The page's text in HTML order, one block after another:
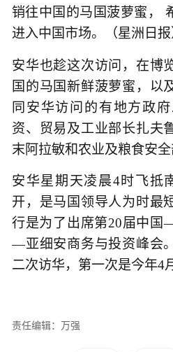
销往中国的马国菠萝蜜，
进入中国市场。（星洲日报
安华也趁这次访问，在博
国的马国新鲜菠萝蜜，以
同安华访问的有地方政
资、贸易及工业部长扎夫
末阿拉敏和农业及粮食安全
安华星期天凌晨4时飞抵
开，是马国领导人为时最
行是为了出席第20届中国
—亚细安商务与投资峰会
二次访华，第一次是今年4
责任编辑：万强